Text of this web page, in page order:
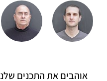
אוהבים את התכנים